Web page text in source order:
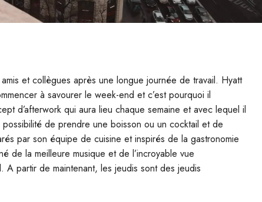
et collègues après une longue journée de travail. Hyatt
à savourer le week-end et c’est pourquoi il
d’afterwork qui aura lieu chaque semaine et avec lequel il
de prendre une boisson ou un cocktail et de
par son équipe de cuisine et inspirés de la gastronomie
de la meilleure musique et de l’incroyable vue
partir de maintenant, les jeudis sont des jeudis